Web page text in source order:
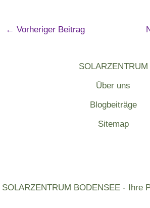
← Vorheriger Beitrag
SOLARZENTRUM
Über uns
Blogbeiträge
Sitemap
SOLARZENTRUM BODENSEE - Ihre